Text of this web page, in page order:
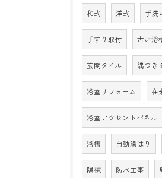
和式 洋式 手洗
手すり取付 古い浴
玄関タイル 隅つき
浴室リフォーム 在
浴室アクセントパネル
浴槽 自動湯はり
隅棟 防水工事